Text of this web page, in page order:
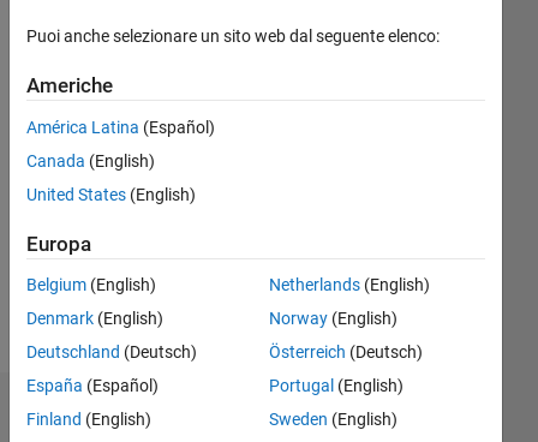
quasi 6
Attivo
Followers:
Follow
Dashboard
Puoi anche selezionare un sito web dal seguente elenco:
Americhe
América Latina (Español)
Canada (English)
United States (English)
Europa
Belgium (English)
Denmark (English)
Deutschland (Deutsch)
España (Español)
Finland (English)
Netherlands(English)
Norway(English)
Österreich (Deutsch)
Portugal (English)
Sweden (English)